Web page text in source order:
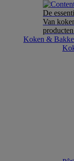
De
Van
Koken &